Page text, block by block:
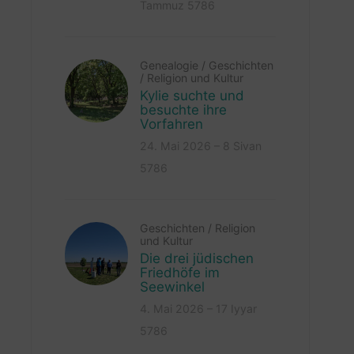
Genealogie / Geschichten
/ Religion und Kultur
Kylie suchte und
besuchte ihre
Vorfahren
Geschichten / Religion
und Kultur
Die drei jüdischen
Friedhöfe im
Seewinkel